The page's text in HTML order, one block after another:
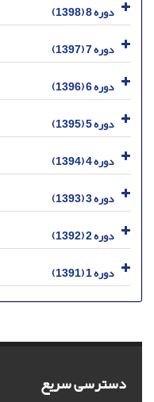
دوره 8 (1398)
دوره 7 (1397)
دوره 6 (1396)
دوره 5 (1395)
دوره 4 (1394)
دوره 3 (1393)
دوره 2 (1392)
دوره 1 (1391)
دسترسی سریع